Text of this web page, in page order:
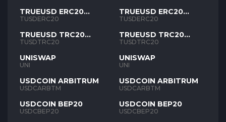
TRUEUSD ERC20
TUSD
TUSDERC20
TRUEUSD TRC20
TUSD
TUSDTRC20
UNISWAP
UNI
USDCOIN ARBITRUM
USDCARBTM
USDCOIN BEP20
USDCBEP20
TRUEUSD ERC20
TUSD
TUSDERC20
TRUEUSD TRC20
TUSD
TUSDTRC20
UNISWAP
UNI
USDCOIN ARBITRUM
USDCARBTM
USDCOIN BEP20
USDCBEP20